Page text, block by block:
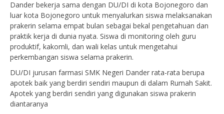
Dander bekerja sama dengan DU/DI di kota Bojonegoro dan
luar kota Bojonegoro untuk menyalurkan siswa melaksanakan
prakerin selama empat bulan sebagai bekal pengetahuan dan
praktik kerja di dunia nyata. Siswa di monitoring oleh guru
produktif, kakomli, dan wali kelas untuk mengetahui
perkembangan siswa selama prakerin.
DU/DI jurusan farmasi SMK Negeri Dander rata-rata berupa
apotek baik yang berdiri sendiri maupun di dalam Rumah Sakit.
Apotek yang berdiri sendiri yang digunakan siswa prakerin
diantaranya